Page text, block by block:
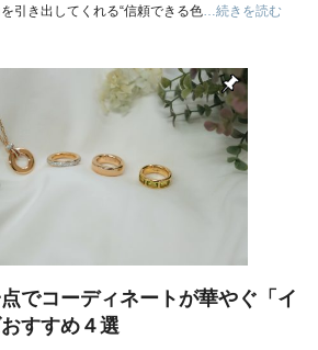
引き出してくれる“信頼できる色…続きを読む
でコーディネートが華やぐ「イ
すすめ４選